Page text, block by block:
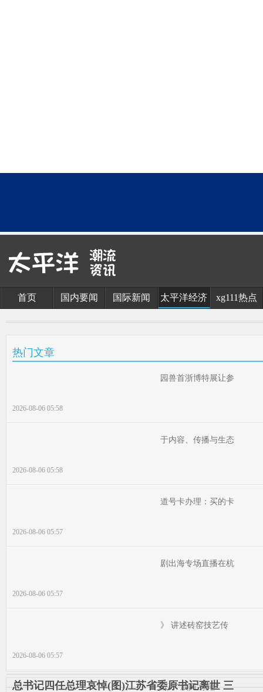
首页 国内要闻 国际新闻 太平洋经济 xg111热点
热门文章
园兽首浙博特展让参
2026-08-06 05:58
于内容、传播与生态
2026-08-06 05:58
道号卡办理：买的卡
2026-08-06 05:57
剧出海专场直播在杭
2026-08-06 05:57
》 讲述砖窑技艺传
2026-08-06 05:57
双环”成网 绿电“
总书记四任总理哀悼(图)江苏省委原书记离世 三